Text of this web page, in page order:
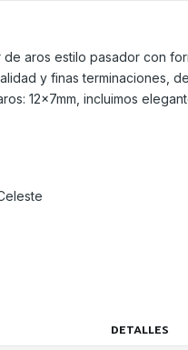
aros estilo pasador con
y finas terminaciones,
12x7mm, incluimos
DETALLES